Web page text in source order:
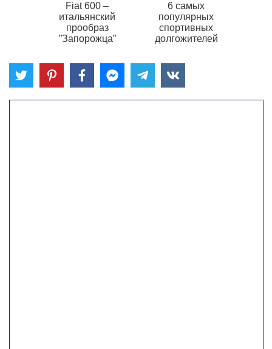
Fiat 600 –
итальянский
прообраз
”Запорожца”
6 самых
популярных
спортивных
долгожителей